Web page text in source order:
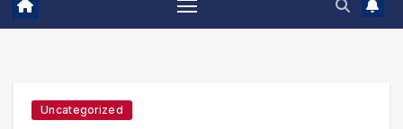
Uncategorized